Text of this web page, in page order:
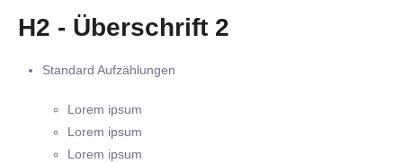
H2 - Überschrift 2
Standard Aufzählungen
Lorem ipsum
Lorem ipsum
Lorem ipsum